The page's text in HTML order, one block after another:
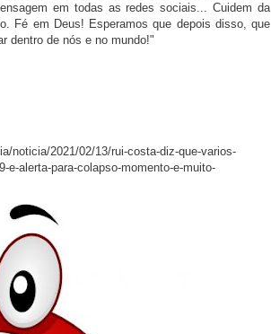
em todas as redes sociais... Cuidem da
Fé em Deus! Esperamos que depois disso, que
dentro de nós e no mundo!"
noticia/2021/02/13/rui-costa-diz-que-varios-
e-alerta-para-colapso-momento-e-muito-